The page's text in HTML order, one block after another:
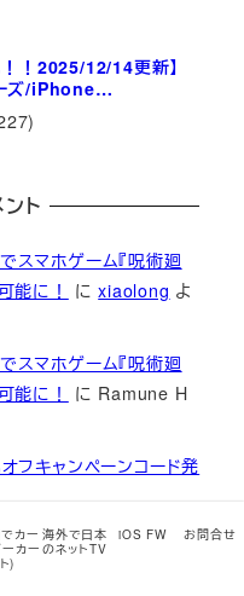
！2025/12/14更新】
ズ/iPhone…
ト
スマホゲーム『呪術廻
能に！
にxiaolong よ
スマホゲーム『呪術廻
能に！
に Ramune H
フキャンペーンコード発
フキャンペーンコード発
カー
ーカー
ト)
海外で日本
のネットTV
iOS FW お問合せ